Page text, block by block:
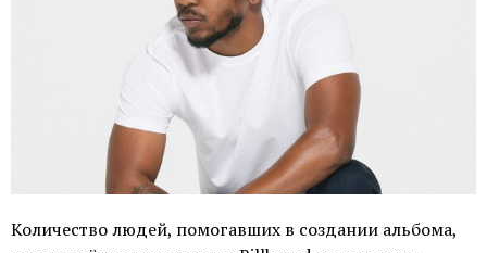
Количество людей, помогавших в создании альбома,